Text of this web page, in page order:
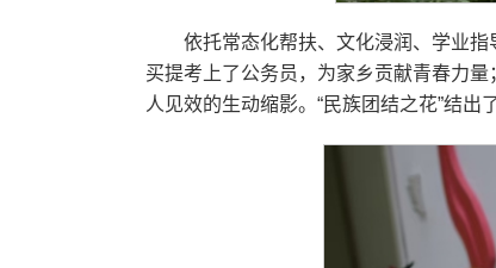
依托常态化帮扶、文化浸润、学业指
买提考上了公务员，为家乡贡献青春力
人见效的生动缩影。“民族团结之花”结出